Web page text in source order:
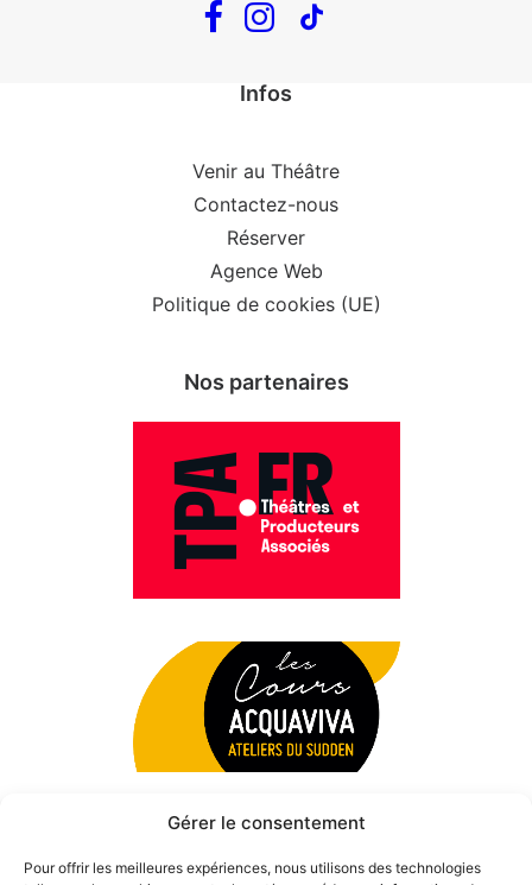
Gérer le consentement
Pour offrir les meilleures expériences, nous utilisons des technologies
Tout voir…
Infos
Venir au Théâtre
Contactez-nous
Réserver
Agence Web
Politique de cookies (UE)
Nos partenaires